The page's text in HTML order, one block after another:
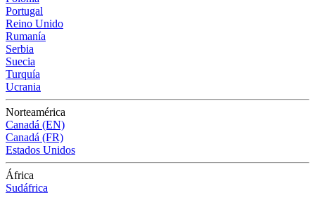
Portugal
Reino Unido
Rumanía
Serbia
Suecia
Turquía
Ucrania
Norteamérica
Canadá (EN)
Canadá (FR)
Estados Unidos
África
Sudáfrica